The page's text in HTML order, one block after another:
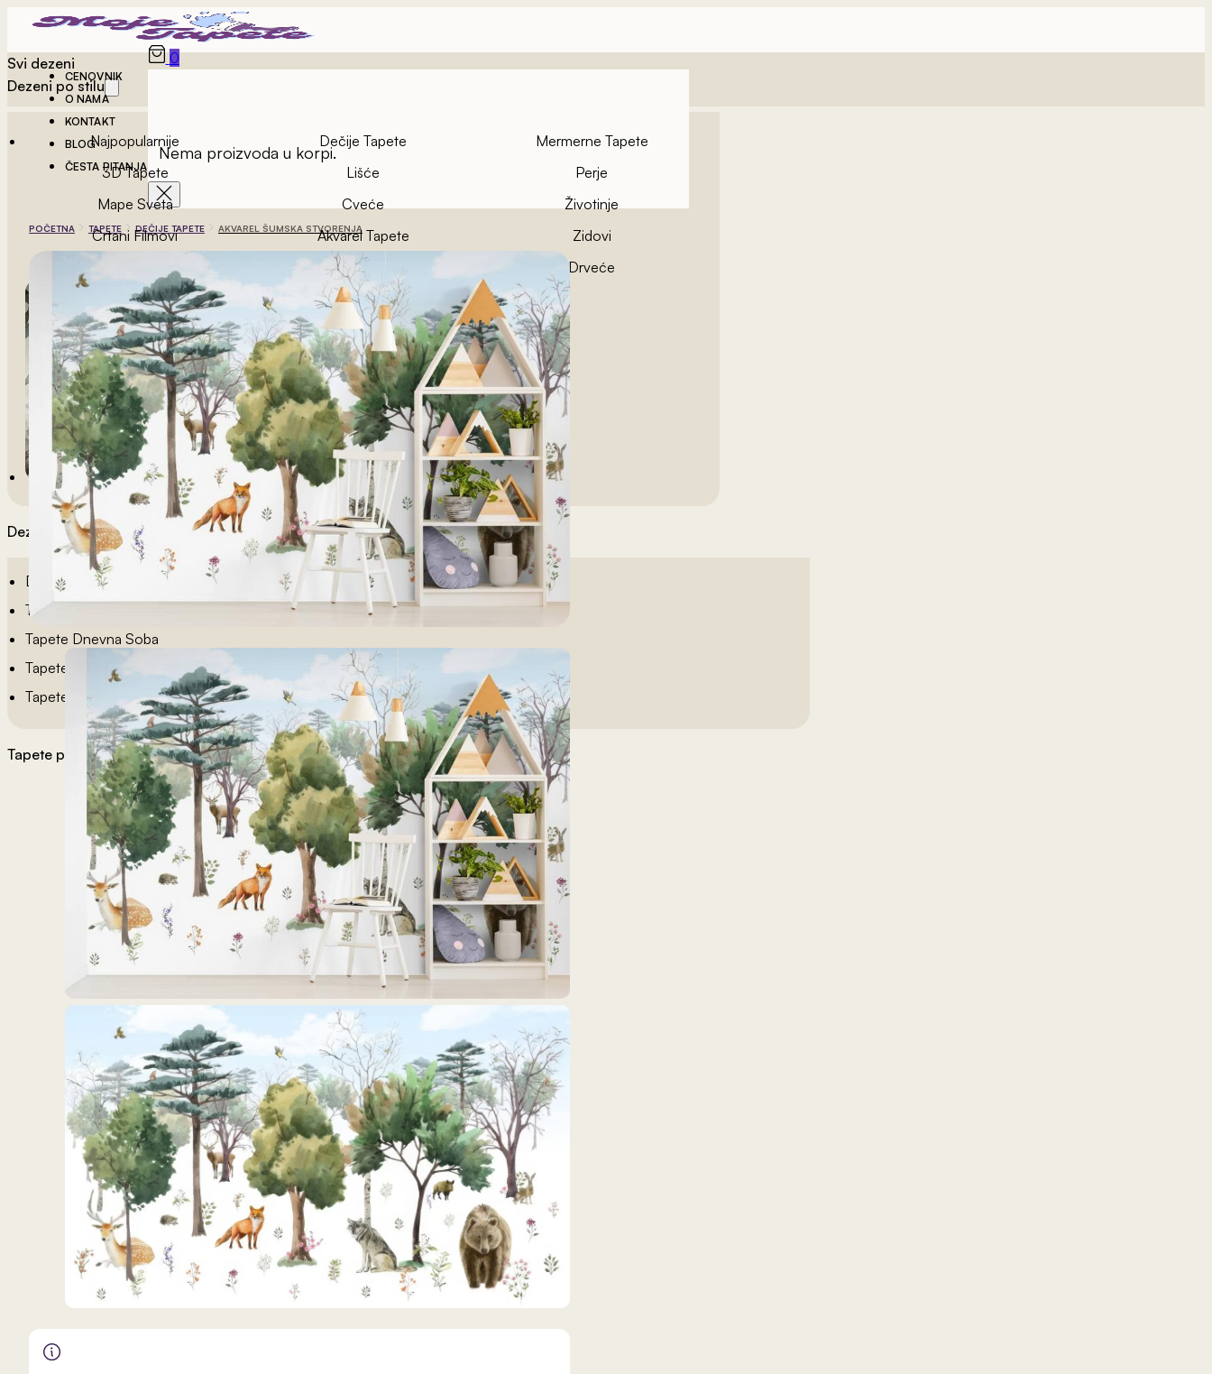
CENOVNIK
O NAMA
KONTAKT
BLOG
ČESTA PITANJA
0
Nema proizvoda u korpi.
Svi dezeni
Dezeni po stilu
Najpopularnije Dečije Tapete
Mermerne Tapete
3D Tapete
Lišće
Perje
Mape Sveta
Cveće
Životinje
Crtani Filmovi
Akvarel Tapete
Zidovi
Vintage Tapete
Geometrijske Tapete Drveće
Dezeni po sobama
Dečije Tapete
Tapete Spavaća Soba
Tapete Dnevna Soba
Tapete Za Kupatilo
Tapete Za Kuhinju
Tapete po željiMaterijali tapeta
POČETNA TAPETE DEČIJE TAPETE AKVAREL ŠUMSKA STVORENJA